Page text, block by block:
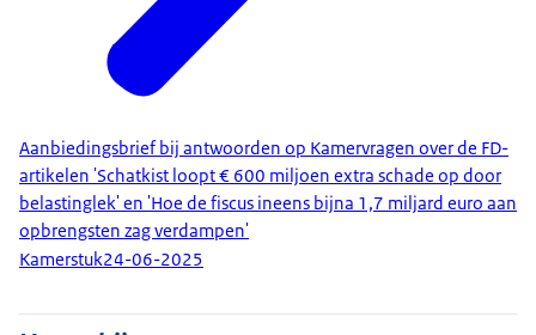
Aanbiedingsbrief bij antwoorden op Kamervragen over de FD-
artikelen 'Schatkist loopt € 600 miljoen extra schade op door
belastinglek' en 'Hoe de fiscus ineens bijna 1,7 miljard euro aan
opbrengsten zag verdampen'
Kamerstuk24-06-2025